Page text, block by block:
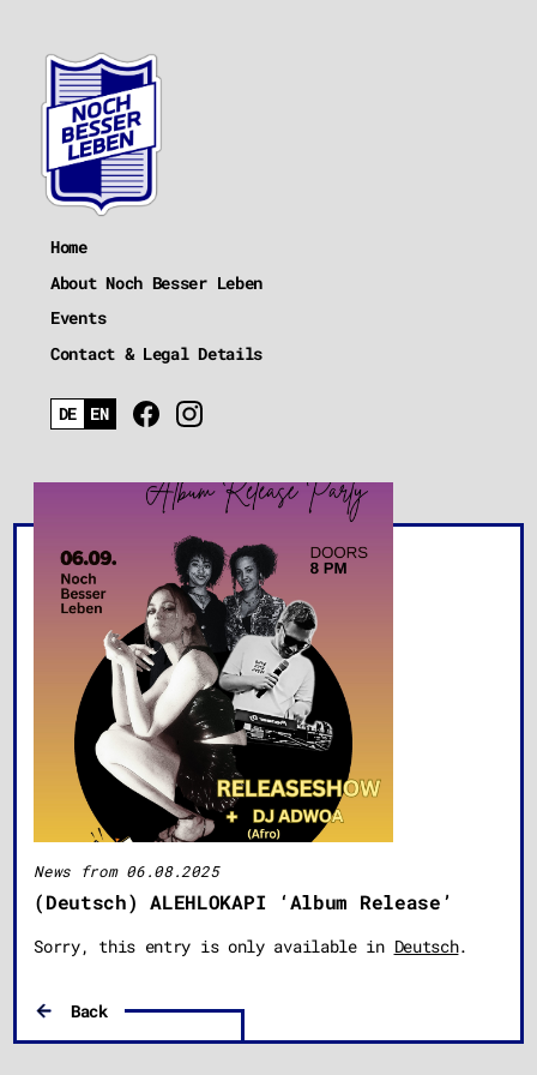
Home
About Noch Besser Leben
Events
Contact & Legal Details
News from 06.08.2025
(Deutsch) ALEHLOKAPI ‘Album Release’
Sorry, this entry is only available in Deutsch.
Back